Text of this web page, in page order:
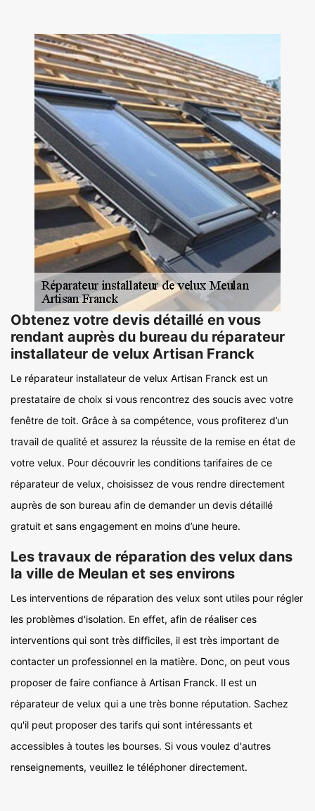
Obtenez votre devis détaillé en vous
rendant auprès du bureau du réparateur
installateur de velux Artisan Franck
Le réparateur installateur de velux Artisan Franck est un
prestataire de choix si vous rencontrez des soucis avec votre
fenêtre de toit. Grâce à sa compétence, vous profiterez d’un
travail de qualité et assurez la réussite de la remise en état de
votre velux. Pour découvrir les conditions tarifaires de ce
réparateur de velux, choisissez de vous rendre directement
auprès de son bureau afin de demander un devis détaillé
gratuit et sans engagement en moins d’une heure.
Les travaux de réparation des velux dans
la ville de Meulan et ses environs
Les interventions de réparation des velux sont utiles pour régler
les problèmes d'isolation. En effet, afin de réaliser ces
interventions qui sont très difficiles, il est très important de
contacter un professionnel en la matière. Donc, on peut vous
proposer de faire confiance à Artisan Franck. Il est un
réparateur de velux qui a une très bonne réputation. Sachez
qu'il peut proposer des tarifs qui sont intéressants et
accessibles à toutes les bourses. Si vous voulez d'autres
renseignements, veuillez le téléphoner directement.